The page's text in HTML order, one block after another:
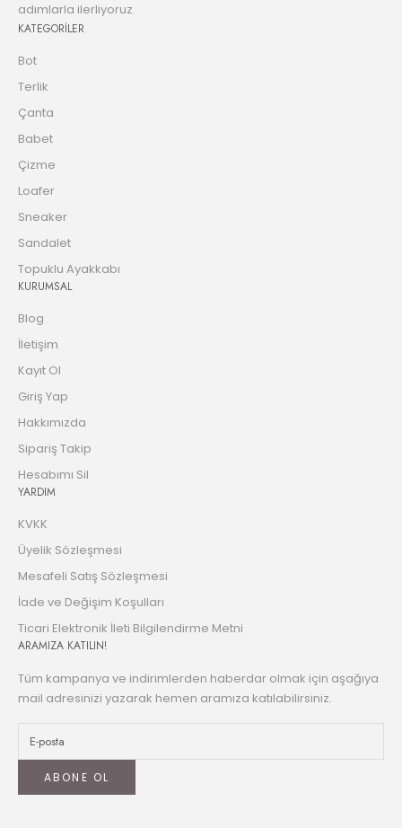
adımlarla ilerliyoruz.
KATEGORİLER
Bot
Terlik
Çanta
Babet
Çizme
Loafer
Sneaker
Sandalet
Topuklu Ayakkabı
KURUMSAL
Blog
İletişim
Kayıt Ol
Giriş Yap
Hakkımızda
Sipariş Takip
Hesabımı Sil
YARDIM
KVKK
Üyelik Sözleşmesi
Mesafeli Satış Sözleşmesi
İade ve Değişim Koşulları
Ticari Elektronik İleti Bilgilendirme Metni
ARAMIZA KATILIN!
Tüm kampanya ve indirimlerden haberdar olmak için aşağıya
mail adresinizi yazarak hemen aramıza katılabilirsiniz.
ABONE OL